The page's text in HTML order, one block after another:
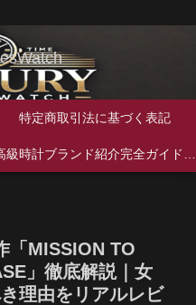
特定商取引法に基づく表記
「MISSION TO
」徹底解説｜女
理由をリアルレビ